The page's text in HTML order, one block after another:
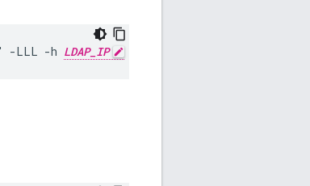
-LLL -h LDAP_IP -p 10389